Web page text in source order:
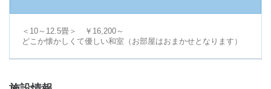
＜10～12.5畳＞ ￥16,200～
どこか懐かしくて優しい和室（お部屋はおまかせとなります）